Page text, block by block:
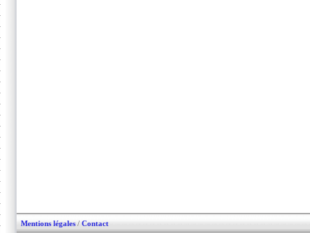
Mentions légales / Contact